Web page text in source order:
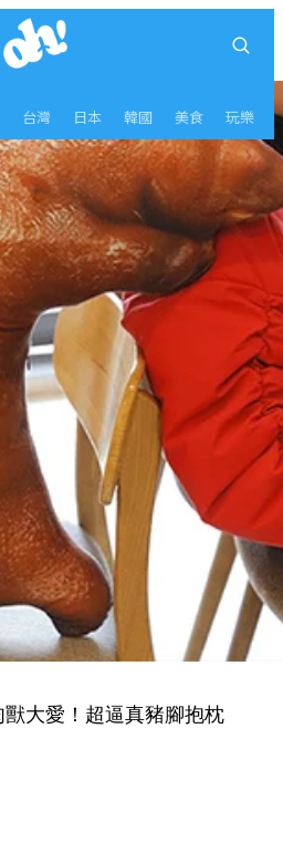
台灣 日本 韓國 美食 玩樂
獸大愛！超逼真豬腳抱枕